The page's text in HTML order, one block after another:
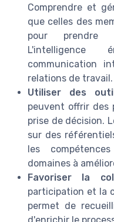
Comprendre et
que celles des
pour prendre
L'intelligence
communication
relations de travail.
Utiliser des
peuvent offrir des
prise de décision.
sur des
les
domaines à
Favoriser la
participation et la
permet de